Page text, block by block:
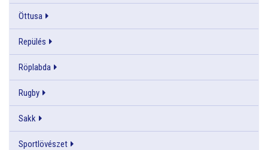
Öttusa
Repülés
Röplabda
Rugby
Sakk
Sportlövészet